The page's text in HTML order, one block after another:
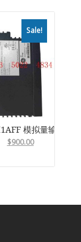
Sale!
模拟量输入输
$900.00